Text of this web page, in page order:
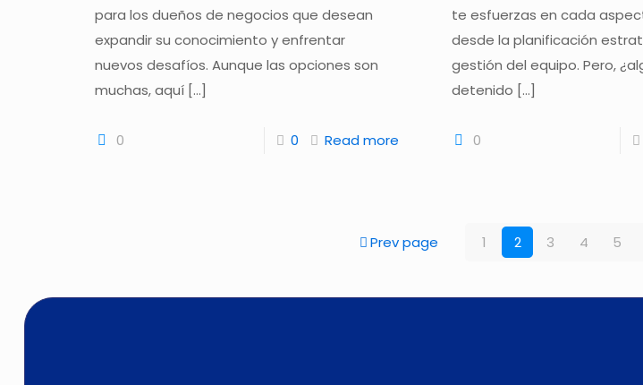
para los dueños de negocios que desean
expandir su conocimiento y enfrentar
nuevos desafíos. Aunque las opciones son
muchas, aquí[…]
0 0 Read more
te esfuerzas en cada
desde la planificación
gestión del equipo. Pero,
detenido […]
0
Prev page 1 2 3 4 5